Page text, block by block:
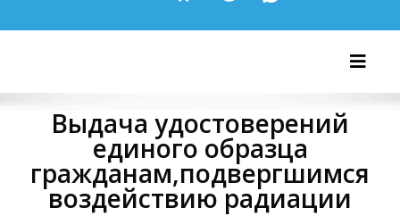
Выдача удостоверений
единого образца
гражданам,подвергшимся
воздействию радиации